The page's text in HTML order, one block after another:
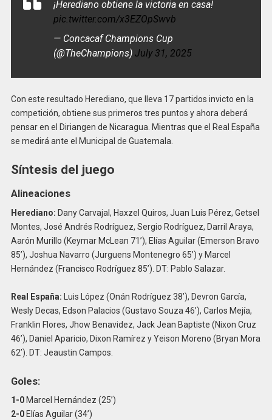
¡Herediano obtiene la victoria en casa!
pic.twitter.com/x3EZOpSwvb
— Concacaf Champions Cup
(@TheChampions) July 31, 2025
Con este resultado Herediano, que lleva 17 partidos invicto en la
competición, obtiene sus primeros tres puntos y ahora deberá
pensar en el Diriangen de Nicaragua. Mientras que el Real España
se medirá ante el Municipal de Guatemala.
Síntesis del juego
Alineaciones
Herediano: Dany Carvajal, Haxzel Quiros, Juan Luis Pérez, Getsel
Montes, José Andrés Rodríguez, Sergio Rodríguez, Darril Araya,
Aarón Murillo (Keymar McLean 71’), Elías Aguilar (Emerson Bravo
85’), Joshua Navarro (Jurguens Montenegro 65’) y Marcel
Hernández (Francisco Rodríguez 85’). DT: Pablo Salazar.
Real España: Luis López (Onán Rodríguez 38’), Devron García,
Wesly Decas, Edson Palacios (Gustavo Souza 46’), Carlos Mejía,
Franklin Flores, Jhow Benavidez, Jack Jean Baptiste (Nixon Cruz
46’), Daniel Aparicio, Dixon Ramírez y Yeison Moreno (Bryan Mora
62’). DT: Jeaustin Campos.
Goles:
1-0Marcel Hernández (25’)
2-0Elías Aguilar (34’)